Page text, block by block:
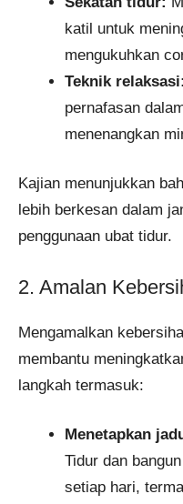
katil untuk
mengukuhkan
Teknik relaksasi:
pernafasan
menenangkan
Kajian menunjukkan
lebih berkesan dalam
penggunaan ubat tidur.
2. Amalan
Mengamalkan
membantu
langkah termasuk:
Menetapkan
Tidur dan
setiap hari,